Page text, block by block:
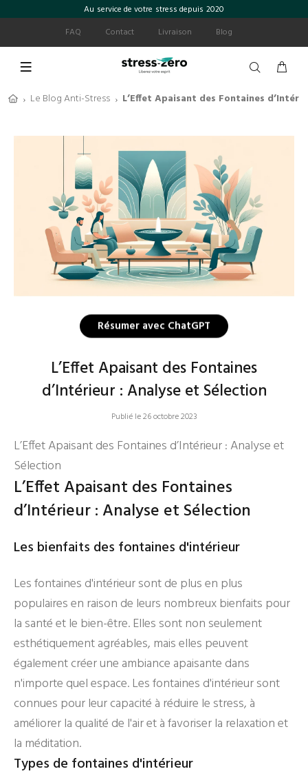
Au service de votre stress depuis 2020
FAQ
Contact Livraison Blog
› Le Blog Anti-Stress › L’Effet Apaisant des Fontaines
Résumer avec ChatGPT
L’Effet Apaisant des Fontaines
d’Intérieur : Analyse et Sélection
Publié le 26 octobre 2023
L’Effet Apaisant des Fontaines d’Intérieur : Analyse et
Sélection
L’Effet Apaisant des Fontaines
d’Intérieur : Analyse et Sélection
Les bienfaits des fontaines d'intérieur
Les fontaines d'intérieur sont de plus en plus
populaires en raison de leurs nombreux bienfaits pour
la santé et le bien-être. Elles sont non seulement
esthétiquement agréables, mais elles peuvent
également créer une ambiance apaisante dans
n'importe quel espace. Les fontaines d'intérieur sont
connues pour leur capacité à réduire le stress, à
améliorer la qualité de l'air et à favoriser la relaxation et
la méditation.
Types de fontaines d'intérieur